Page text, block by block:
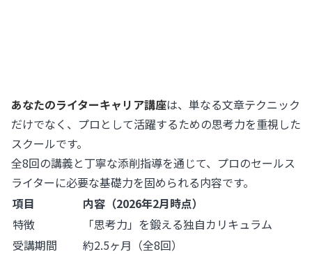
あなたのライターキャリア講座は、単なる文章テクニック
だけでなく、プロとして活躍するための思考力を重視した
スクールです。
全8回の講義と丁寧な添削指導を通じて、プロのセールス
ライターに必要な基礎力を固められる内容です。
項目
内容（2026年2月時点）
特徴
「思考力」を鍛える独自カリキュラム
受講期間
約2.5ヶ月（全8回）